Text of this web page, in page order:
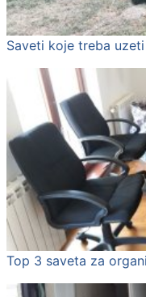
Saveti koje treba
Top 3 saveta za